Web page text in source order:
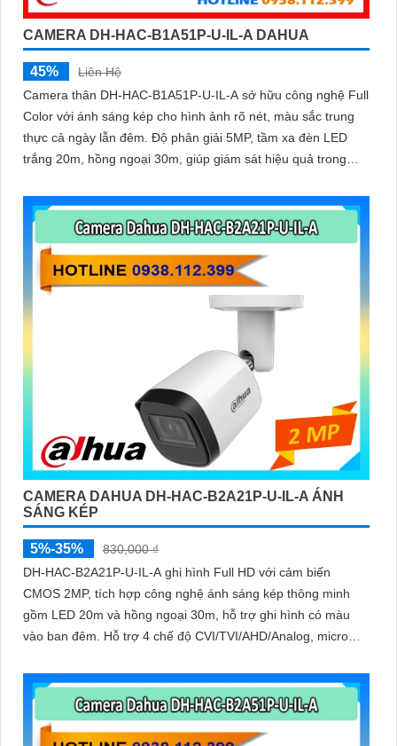
CAMERA DH-HAC-B1A51P-U-IL-A DAHUA
45%
Liên Hệ
Camera thân DH-HAC-B1A51P-U-IL-A sở hữu công nghệ Full
Color với ánh sáng kép cho hình ảnh rõ nét, màu sắc trung
thực cả ngày lẫn đêm. Độ phân giải 5MP, tầm xa đèn LED
trắng 20m, hồng ngoại 30m, giúp giám sát hiệu quả trong
CAMERA DAHUA DH-HAC-B2A21P-U-IL-A ÁNH
SÁNG KÉP
5%-35%
830,000 ₫
DH-HAC-B2A21P-U-IL-A ghi hình Full HD với cảm biến
CMOS 2MP, tích hợp công nghệ ánh sáng kép thông minh
gồm LED 20m và hồng ngoại 30m, hỗ trợ ghi hình có màu
vào ban đêm. Hỗ trợ 4 chế độ CVI/TVI/AHD/Analog, micro